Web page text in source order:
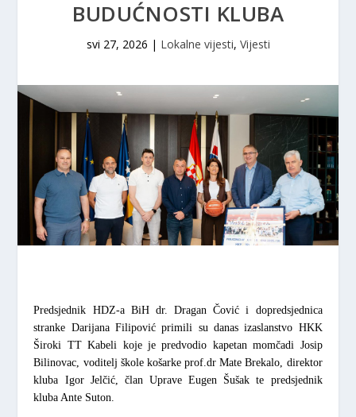
BUDUĆNOSTI KLUBA
svi 27, 2026 | Lokalne vijesti, Vijesti
Predsjednik HDZ-a BiH dr. Dragan Čović i dopredsjednica
stranke Darijana Filipović primili su danas izaslanstvo HKK
Široki TT Kabeli koje je predvodio kapetan momčadi Josip
Bilinovac , voditelj škole košarke prof.drMate Brekalo , direktor
kluba Igor Jelčić, član UpraveEugen Šušak te predsjednik
kluba Ante Suton.